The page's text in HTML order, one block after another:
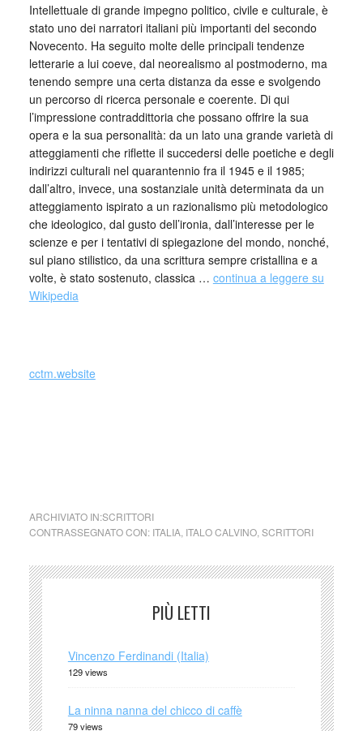
Intellettuale di grande impegno politico, civile e culturale, è
stato uno dei narratori italiani più importanti del secondo
Novecento. Ha seguito molte delle principali tendenze
letterarie a lui coeve, dal neorealismo al postmoderno, ma
tenendo sempre una certa distanza da esse e svolgendo
un percorso di ricerca personale e coerente. Di qui
l’impressione contraddittoria che possano offrire la sua
opera e la sua personalità: da un lato una grande varietà di
atteggiamenti che riflette il succedersi delle poetiche e degli
indirizzi culturali nel quarantennio fra il 1945 e il 1985;
dall’altro, invece, una sostanziale unità determinata da un
atteggiamento ispirato a un razionalismo più metodologico
che ideologico, dal gusto dell’ironia, dall’interesse per le
scienze e per i tentativi di spiegazione del mondo, nonché,
sul piano stilistico, da una scrittura sempre cristallina e a
volte, è stato sostenuto, classica … continua a leggere su
Wikipedia
cctm.website
ARCHIVIATO IN:SCRITTORI
CONTRASSEGNATO CON: ITALIA, ITALO CALVINO, SCRITTORI
PIÙ LETTI
Vincenzo Ferdinandi (Italia)
129 views
La ninna nanna del chicco di caffè
79 views